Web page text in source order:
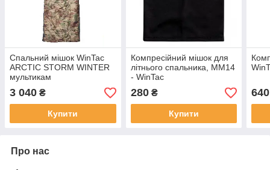
Спальний мішок WinTac
ARCTIC STORM WINTER
мультикам
3 040 ₴
Купити
Компресійний мішок для
літнього спальника, ММ14
- WinTac
280₴
Купити
640
Про нас